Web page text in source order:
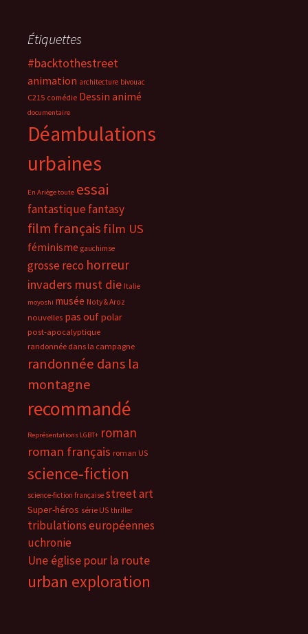
Étiquettes
#backtothestreet
animation architecture bivouac
C215 comédie Dessin animé
documentaire
Déambulations
urbaines
En Ariège toute essai
fantastiquefantasy
film français film US
féminisme gauchimse
grosse reco horreur
invaders must die Italie
moyoshi musée Noty & Aroz
nouvelles pas oufpolar
post-apocalyptique
randonnée dans la campagne
randonnée dans la
montagne
recommandé
Représentations LGBT+ roman
roman français roman US
science-fiction
science-fiction française street art
Super-héros série US thriller
tribulations européennes
uchronie
Une église pour la route
urban exploration